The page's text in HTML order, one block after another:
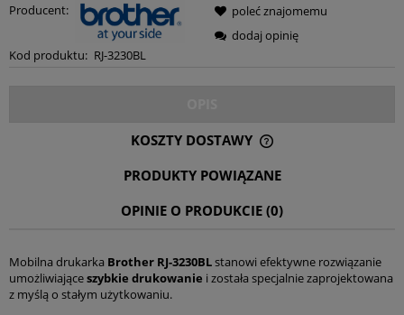
Producent:
Kod produktu: RJ-3230BL
poleć znajomemu
dodaj opinię
KOSZTY DOSTAWY
CENA NIE ZAWIERA EWENTUALNYCH KOSZTÓW PŁATNOŚCI
PRODUKTY POWIĄZANE
OPINIE O PRODUKCIE (0)
Mobilna drukarka Brother RJ-3230BLstanowi efektywne rozwiązanie
umożliwiająceszybkie drukowanie i została specjalnie zaprojektowana
z myślą o stałym użytkowaniu.